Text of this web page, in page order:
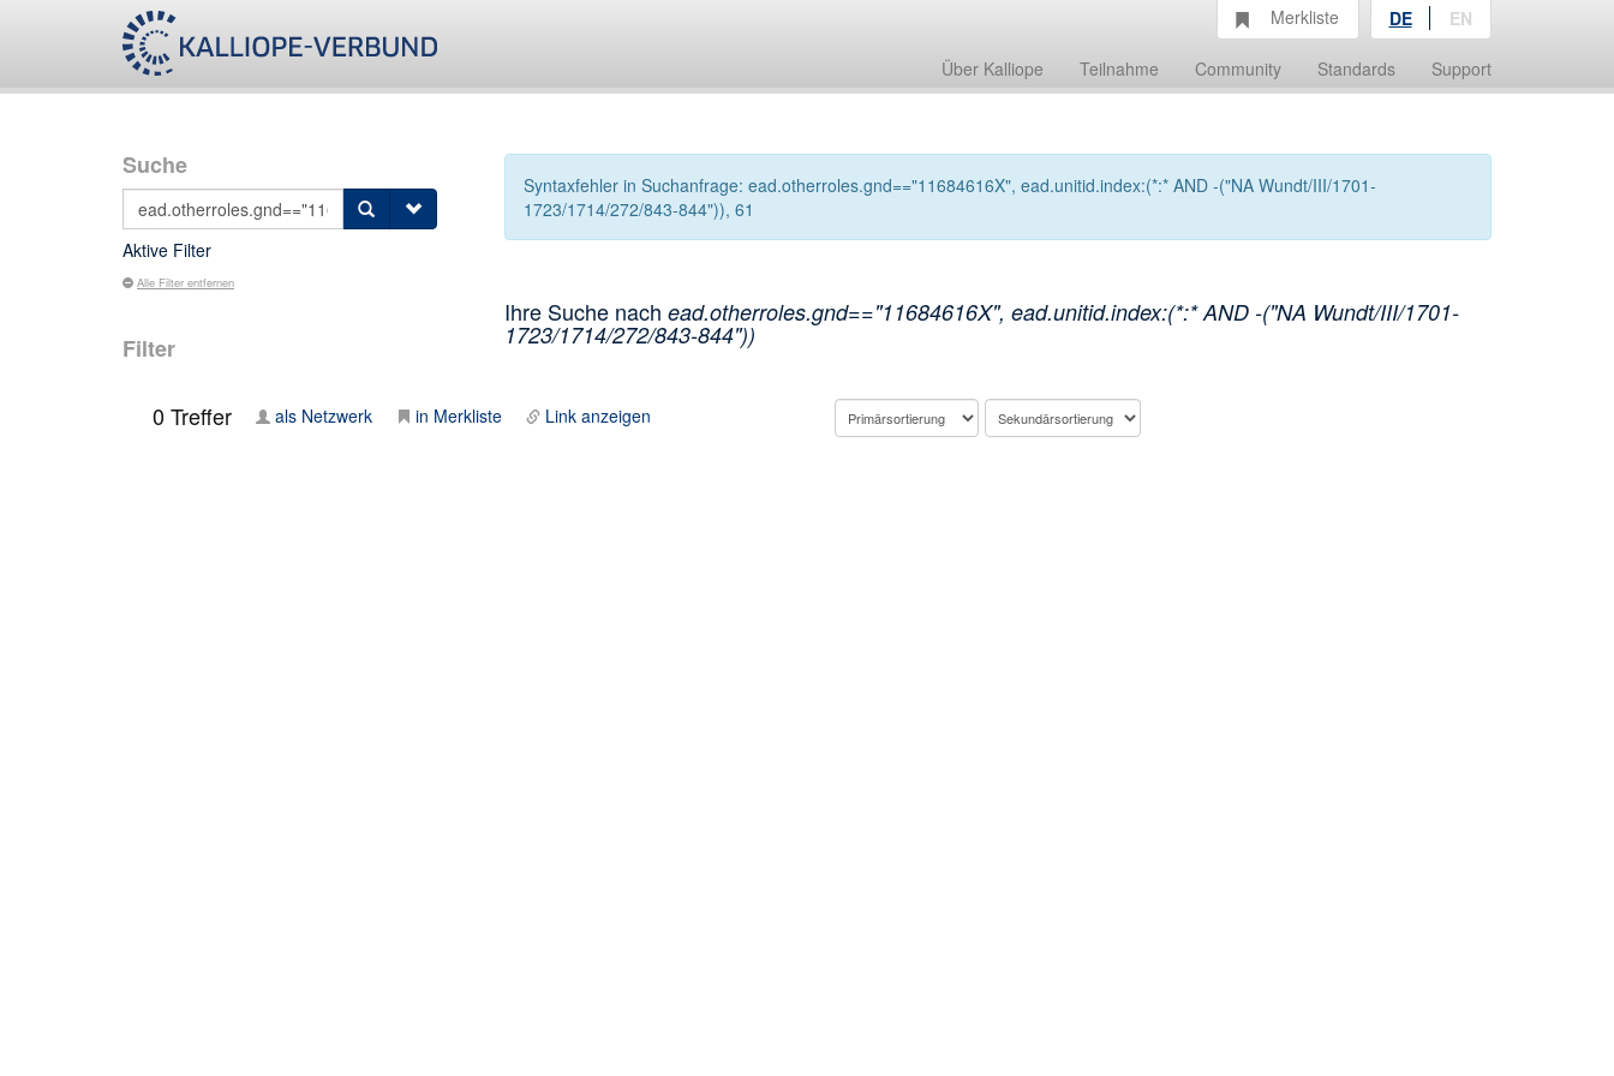
Über Kalliope Teilnahme Community Standards Support
Merkliste DE EN
Suche
Aktive Filter
Alle Filter entfernen
Filter
Syntaxfehler in Suchanfrage: ead.otherroles.gnd=="11684616X", ead.unitid.index:(*:* AND -("NA Wundt/III/1701-
1723/1714/272/843-844")), 61
Ihre Suche nach ead.otherroles.gnd=="11684616X", ead.unitid.index:(*:* AND -("NA Wundt/III/1701-
1723/1714/272/843-844"))
0Treffer als Netzwerk in Merkliste Link anzeigen